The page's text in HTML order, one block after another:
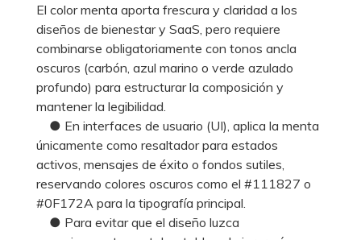
El color menta aporta frescura y claridad a los
diseños de bienestar y SaaS, pero requiere
combinarse obligatoriamente con tonos ancla
oscuros (carbón, azul marino o verde azulado
profundo) para estructurar la composición y
mantener la legibilidad.
● En interfaces de usuario (UI), aplica la menta
únicamente como resaltador para estados
activos, mensajes de éxito o fondos sutiles,
reservando colores oscuros como el #111827 o
#0F172A para la tipografía principal.
● Para evitar que el diseño luzca